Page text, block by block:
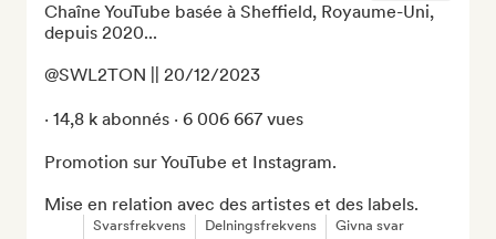
Chaîne YouTube basée à Sheffield, Royaume-Uni,
depuis 2020...
@SWL2TON || 20/12/2023
‧ 14,8 k abonnés ‧ 6 006 667 vues
Promotion sur YouTube et Instagram.
Mise en relation avec des artistes et des labels.
Svarsfrekvens Delningsfrekvens Givna svar